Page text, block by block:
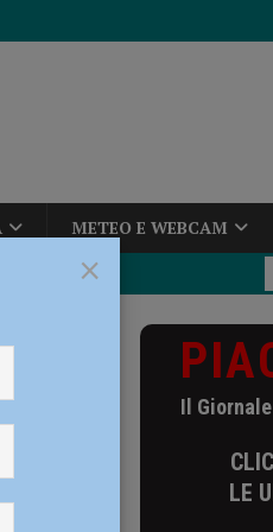
METEO E WEBCAM
di
Il
LE
×